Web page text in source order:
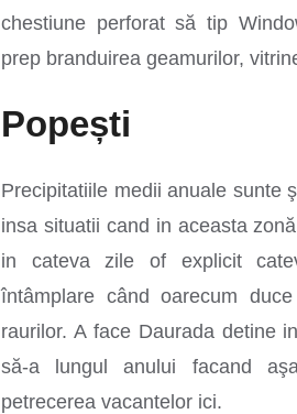
chestiune perforat să tip
prep branduirea geamurilor,
Popești
Precipitatiile medii anuale sunte
insa situatii cand in aceasta
in cateva zile of explicit
întâmplare când oarecum
raurilor. A face Daurada detine
să-a lungul anului facand
petrecerea vacantelor ici.